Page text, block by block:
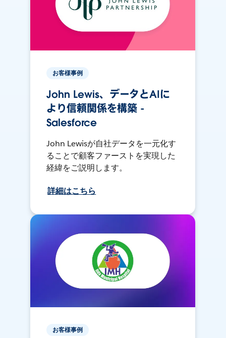
お客様事例
John Lewis、データとAIに
より信頼関係を構築 -
Salesforce
John Lewisが自社データを一元化す
ることで顧客ファーストを実現した
経緯をご説明します。
詳細はこちら
お客様事例